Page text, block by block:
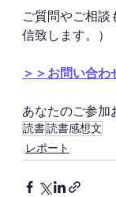
ご質問やご相
信致します。）
＞＞お問い合わ
あなたのご参
読書読書感想文
レポート